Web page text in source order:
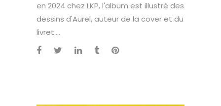
en 2024 chez LKP, l'album est illustré des
dessins d'Aurel, auteur de la cover et du
livret....